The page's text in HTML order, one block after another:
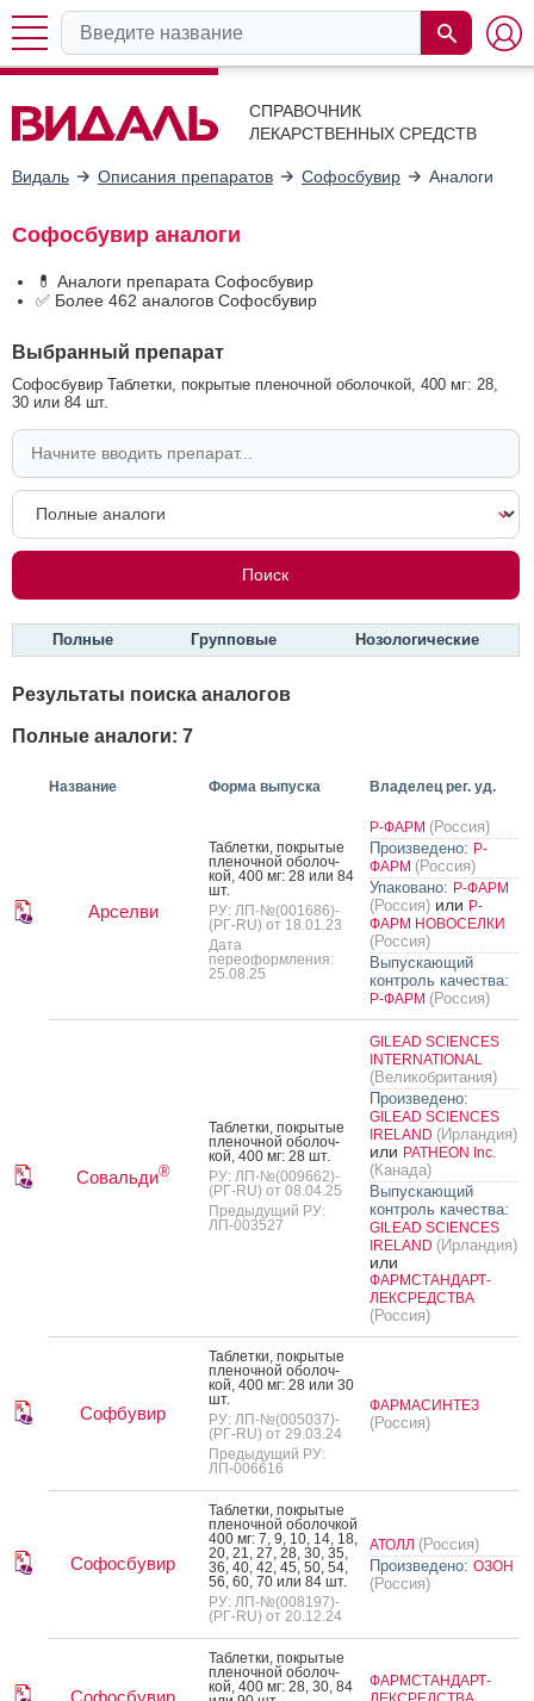
СПРАВОЧНИК
ЛЕКАРСТВЕННЫХ СРЕДСТВ
Видаль Описания препаратов Софосбувир Аналоги
Софосбувир аналоги
💊 Аналоги препарата Софосбувир
✅ Более 462 аналогов Софосбувир
Выбранный препарат
Софосбувир Таблетки, покрытые пленочной оболочкой, 400 мг: 28,
30 или 84 шт.
Полные Групповые Нозологические
Результаты поиска аналогов
Полные аналоги: 7
Название Форма выпуска Владелец рег. уд.
Арселви
Таб­летки, пок­ры­тые
пле­ноч­ной обо­лоч­
кой, 400 мг: 28 или 84
шт.
РУ: ЛП-№(001686)-
(РГ-RU) от 18.01.23
Дата
переоформления:
25.08.25
Р-ФАРМ (Россия)
Произведено: Р-
ФАРМ (Россия)
Упаковано: Р-ФАРМ
(Россия) или Р-
ФАРМ НОВОСЕЛКИ
(Россия)
Выпускающий
контроль качества:
Р-ФАРМ (Россия)
Совальди®
Таб­летки, пок­ры­тые
пле­ноч­ной обо­лоч­
кой, 400 мг: 28 шт.
РУ: ЛП-№(009662)-
(РГ-RU) от 08.04.25
Предыдущий РУ:
ЛП-003527
GILEAD SCIENCES
INTERNATIONAL
(Великобритания)
Произведено:
GILEAD SCIENCES
IRELAND (Ирландия)
или PATHEON Inc.
(Канада)
Выпускающий
контроль качества:
GILEAD SCIENCES
IRELAND (Ирландия)
или
ФАРМСТАНДАРТ-
ЛЕКСРЕДСТВА
(Россия)
Софбувир
Таб­летки, пок­ры­тые
пле­ноч­ной обо­лоч­
кой, 400 мг: 28 или 30
шт.
РУ: ЛП-№(005037)-
(РГ-RU) от 29.03.24
Предыдущий РУ:
ЛП-006616
ФАРМАСИНТЕЗ
(Россия)
Софосбувир
Таб­летки, пок­ры­тые
пле­ноч­ной обо­лоч­кой
400 мг: 7, 9, 10, 14, 18,
20, 21, 27, 28, 30, 35,
36, 40, 42, 45, 50, 54,
56, 60, 70 или 84 шт.
РУ: ЛП-№(008197)-
(РГ-RU) от 20.12.24
АТОЛЛ (Россия)
Произведено: ОЗОН
(Россия)
Софосбувир
Таб­летки, пок­ры­тые
пле­ноч­ной обо­лоч­
кой, 400 мг: 28, 30, 84
ФАРМСТАНДАРТ-